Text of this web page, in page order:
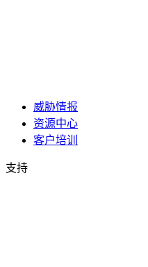
威胁情报
资源中心
客户培训
支持